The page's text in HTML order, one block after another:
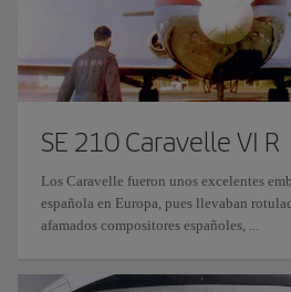
SE 210 Caravelle VI R
Los Caravelle fueron unos excelentes
española en Europa, pues llevaban
afamados compositores españoles, ...